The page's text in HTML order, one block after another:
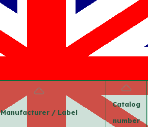
Manufacturer / Label
Catalog
number